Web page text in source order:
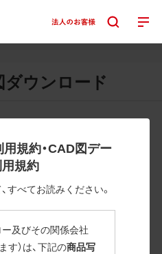
ウンロード
規約・CAD図デー
規約
すべてお読みください。
及びその関係会社
す）は、下記の商品写
ードが始まります。
が設定されています。画像編集
原則として背景を透過したもの
解像度(RGBカラー)」 「EPS : 高